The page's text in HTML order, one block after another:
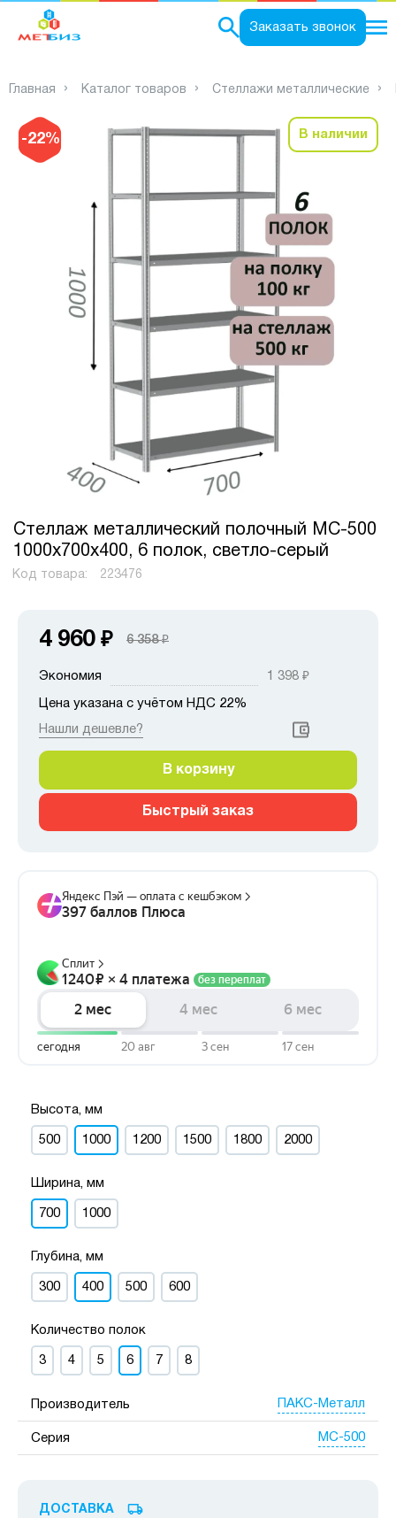
Заказать звонок
Главная Каталог товаров Стеллажи металлические
-22% В наличии
Стеллаж металлический полочный МС-500
1000х700х400, 6 полок, светло-серый
Код товара: 223476
4 960 ₽ 6 358₽
Экономия 1 398 ₽
Цена указана с учётом НДС 22%
Нашли дешевле?
В корзину
Быстрый заказ
Высота, мм
500 1000 1200 1500 1800 2000
Ширина, мм
700 1000
Глубина, мм
300 400 500 600
Количество полок
3 4 5 6 7 8
Производитель ПАКС-Металл
Серия МС-500
ДОСТАВКА